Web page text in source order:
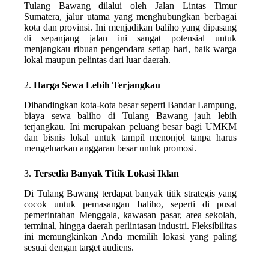
Tulang Bawang dilalui oleh Jalan Lintas Timur
Sumatera, jalur utama yang menghubungkan berbagai
kota dan provinsi. Ini menjadikan baliho yang dipasang
di sepanjang jalan ini sangat potensial untuk
menjangkau ribuan pengendara setiap hari, baik warga
lokal maupun pelintas dari luar daerah.
2. Harga Sewa Lebih Terjangkau
Dibandingkan kota-kota besar seperti Bandar Lampung,
biaya sewa baliho di Tulang Bawang jauh lebih
terjangkau. Ini merupakan peluang besar bagi UMKM
dan bisnis lokal untuk tampil menonjol tanpa harus
mengeluarkan anggaran besar untuk promosi.
3. Tersedia Banyak Titik Lokasi Iklan
Di Tulang Bawang terdapat banyak titik strategis yang
cocok untuk pemasangan baliho, seperti di pusat
pemerintahan Menggala, kawasan pasar, area sekolah,
terminal, hingga daerah perlintasan industri. Fleksibilitas
ini memungkinkan Anda memilih lokasi yang paling
sesuai dengan target audiens.